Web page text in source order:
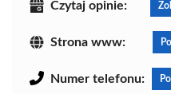
Czytaj opinie:
Strona www:
Numer telefonu: